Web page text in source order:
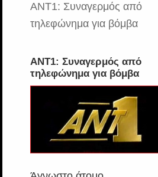
ΑΝΤ1: Συναγερμός από
τηλεφώνημα για βόμβα
ΑΝΤ1: Συναγερμός από
τηλεφώνημα για βόμβα